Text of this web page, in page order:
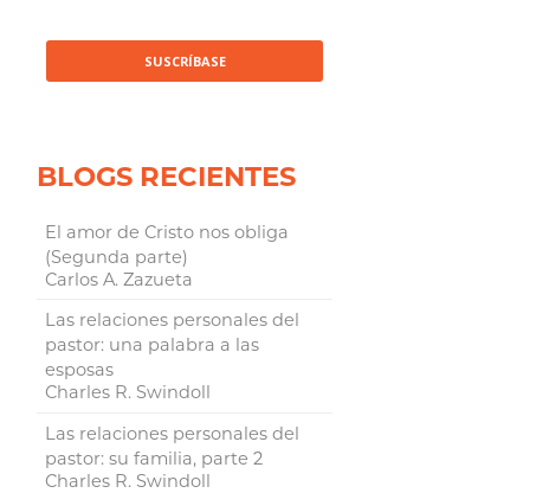
BLOGS RECIENTES
El amor de Cristo nos obliga
(Segunda parte)
Carlos A. Zazueta
Las relaciones personales del
pastor: una palabra a las
esposas
Charles R. Swindoll
Las relaciones personales del
pastor: su familia, parte 2
Charles R. Swindoll